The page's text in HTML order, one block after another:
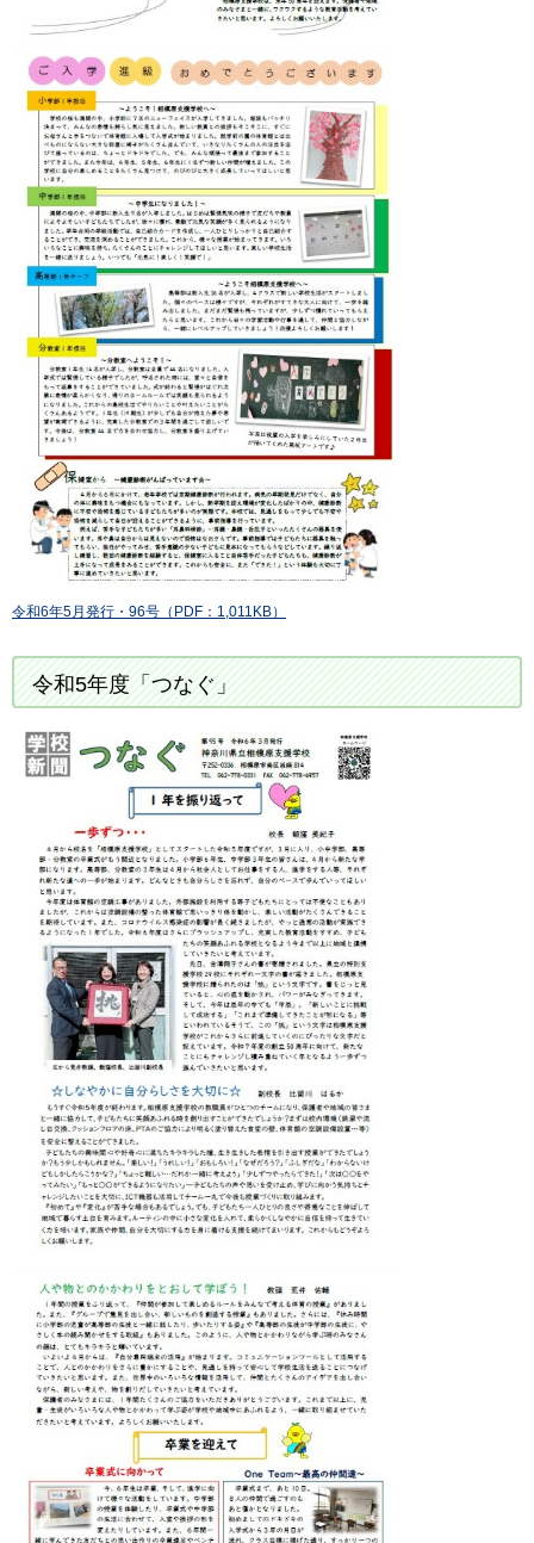
令和6年5月発行・96号（PDF：1,011KB）
令和5年度「つなぐ」